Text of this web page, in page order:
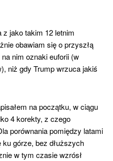
jako takim 12 letnim
obawiam się o przyszłą
nim oznaki euforii (w
niż gdy Trump wrzuca jakiś
na początku, w ciągu
4 korekty, z czego
porównania pomiędzy latami
ku górze, bez dłuższych
w tym czasie wzrósł